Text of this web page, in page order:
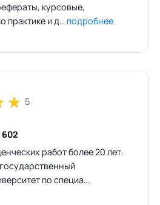
курсовые,
практике и д… подробнее
★ 5
602
работ более 20 лет.
по специа…